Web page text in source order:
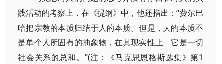
践活动的考察上，在《提纲》中，他还指出：“费尔巴
哈把宗教的本质归结于人的本质。但是，人的本质不
是单个人所固有的抽象物，在其现实性上，它是一切
社会关系的总和。”(注：《马克思恩格斯选集》第1